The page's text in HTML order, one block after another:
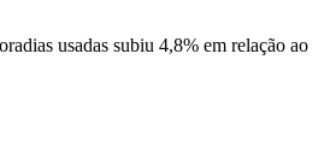
usadas subiu 4,8% em relação ao